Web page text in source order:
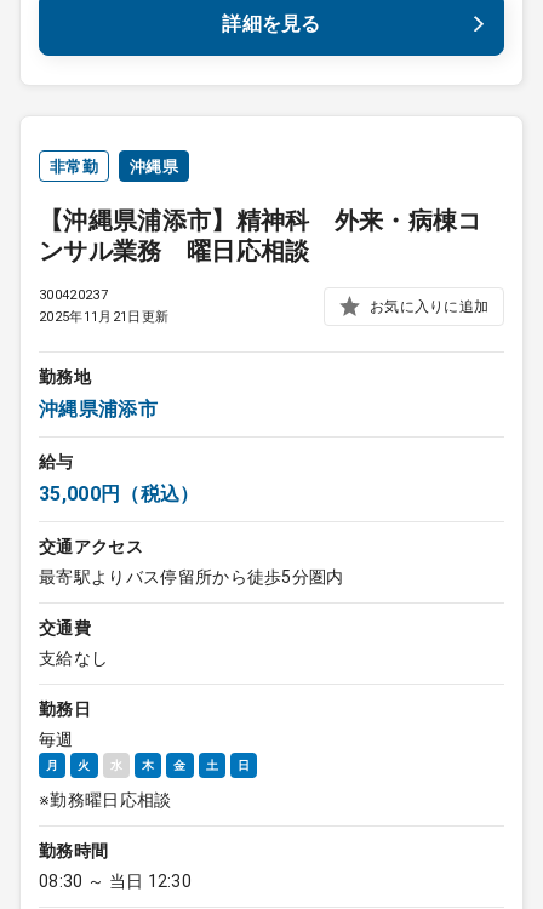
詳細を見る
非常勤 沖縄県
【沖縄県浦添市】精神科 外来・病棟コ
ンサル業務 曜日応相談
300420237
2025年11月21日更新
お気に入りに追加
勤務地
沖縄県浦添市
給与
35,000円（税込）
交通アクセス
最寄駅よりバス停留所から徒歩5分圏内
交通費
支給なし
勤務日
毎週
月 火 水 木 金 土 日
※勤務曜日応相談
勤務時間
08:30 ～ 当日 12:30